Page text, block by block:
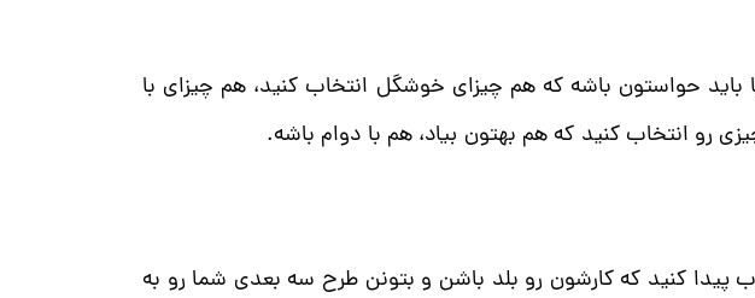
حواستون باشه که هم چیزای خوشگل انتخاب کنید، هم چیزای با
رو انتخاب کنید که هم بهتون بیاد، هم با دوام باشه.
پیدا کنید که کارشون رو بلد باشن و بتونن طرح سه بعدی شما رو به